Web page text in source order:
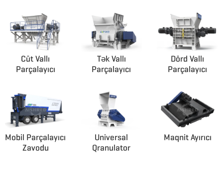
Cüt Vallı
Parçalayıcı
Tək Vallı
Parçalayıcı
Dörd Vallı
Parçalayıcı
Mobil Parçalayıcı
Zavodu
Universal
Qranulator
Maqnit Ayırıcı